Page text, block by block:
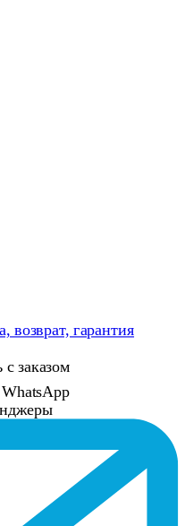
возврат, гарантия
заказом
WhatsApp